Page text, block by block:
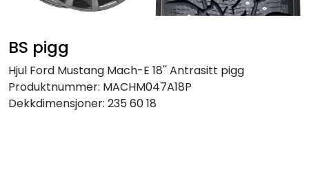
BS pigg
Hjul Ford Mustang Mach-E 18'' Antrasitt pigg
Produktnummer: MACHM047A18P
Dekkdimensjoner: 235 60 18
Anlegg
MC